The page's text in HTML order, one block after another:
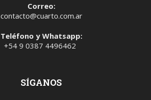
Correo:
contacto@cuarto.com.ar
Teléfono y Whatsapp:
+54 9 0387 4496462
SÍGANOS